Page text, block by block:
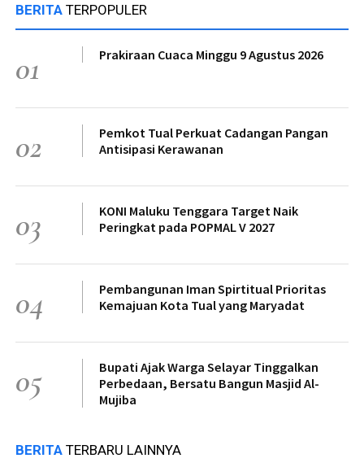
BERITA TERPOPULER
01 Prakiraan Cuaca Minggu 9 Agustus 2026
02
Pemkot Tual Perkuat Cadangan Pangan
Antisipasi Kerawanan
03
KONI Maluku Tenggara Target Naik
Peringkat pada POPMAL V 2027
04
Pembangunan Iman Spirtitual Prioritas
Kemajuan Kota Tual yang Maryadat
05
Bupati Ajak Warga Selayar Tinggalkan
Perbedaan, Bersatu Bangun Masjid Al-
Mujiba
BERITA TERBARU LAINNYA